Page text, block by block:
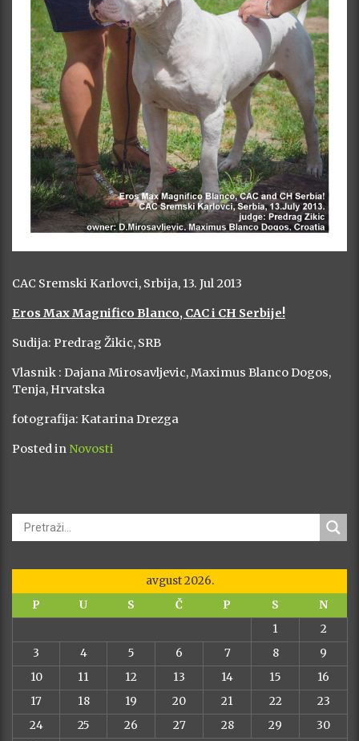
CAC Sremski Karlovci, Srbija, 13. Jul 2013
Eros Max Magnifico Blanco, CAC i CH Serbije!
Sudija: Predrag Žikic, SRB
Vlasnik : Dajana Mirosavljevic, Maximus Blanco Dogos,
Tenja, Hrvatska
fotografija: Katarina Drezga
Posted in Novosti
avgust 2026.
P
U S Č P S
N
1
2
3
4 5 6 7 8
9
10
11 12 13 14 15
16
17
18 19 20 21 22
23
24
25 26 27 28 29
30